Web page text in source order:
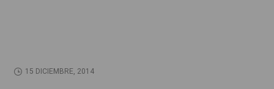
15 DICIEMBRE, 2014